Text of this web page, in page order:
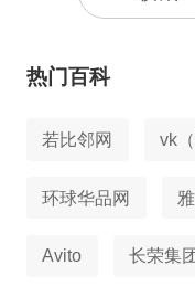
热门百科
若比邻网 vk
环球华品网
Avito 长荣集团